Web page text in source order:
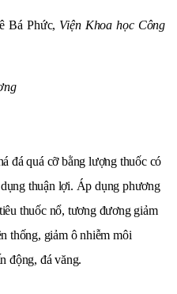
Bá Phức, Viện Khoa học Công
đá quá cỡ bằng lượng thuốc có
thuận lợi. Áp dụng phương
thuốc nổ, tương đương giảm
thống, giảm ô nhiễm môi
động, đá văng.